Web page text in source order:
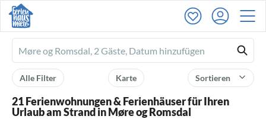
Ferienhausmiete
logo
Sortieren
Karte
Alle Filter
21 Ferienwohnungen & Ferienhäuser für Ihren
Urlaub am Strand in Møre og Romsdal